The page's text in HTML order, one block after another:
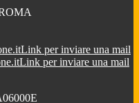
Link per inviare una mail
Link per inviare una mail